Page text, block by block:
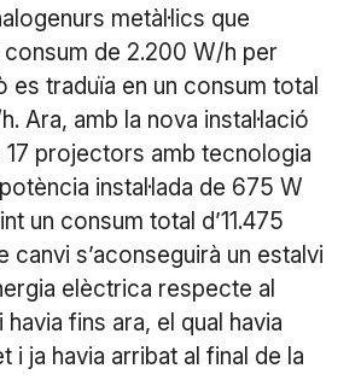
metàl·lics que
de 2.200 W/h per
es traduïa en un consum total
Ara, amb la nova instal·lació
projectors amb tecnologia
instal·lada de 675 W
un consum total d’11.475
canvi s’aconseguirà un estalvi
elèctrica respecte al
fins ara, el qual havia
i ja havia arribat al final de la